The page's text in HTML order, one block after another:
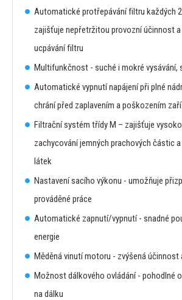
Automatické protřepávání filtru každých
zajišťuje nepřetržitou provozní účinnost a
ucpávání filtru
Multifunkčnost - suché i mokré vysávání,
Automatické vypnutí napájení při plné
chrání před zaplavením a poškozením
Filtrační systém třídy M – zajišťuje
zachycování jemných prachových částic
látek
Nastavení sacího výkonu - umožňuje
prováděné práce
Automatické zapnutí/vypnutí - snadné
energie
Měděná vinutí motoru - zvýšená
Možnost dálkového ovládání - pohodlné
na dálku